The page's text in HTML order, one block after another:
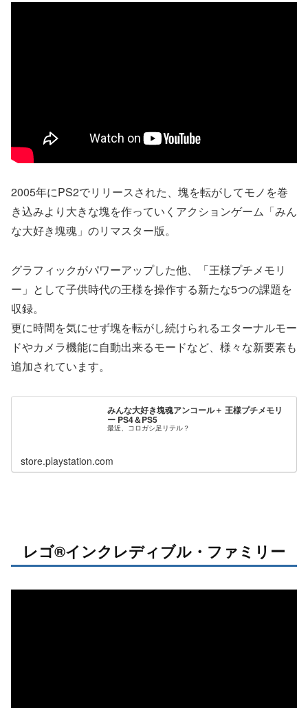
2005年にPS2でリリースされた、塊を転がしてモノを巻
き込みより大きな塊を作っていくアクションゲーム「みん
な大好き塊魂」のリマスター版。
グラフィックがパワーアップした他、「王様プチメモリ
ー」として子供時代の王様を操作する新たな5つの課題を
収録。
更に時間を気にせず塊を転がし続けられるエターナルモー
ドやカメラ機能に自動出来るモードなど、様々な新要素も
追加されています。
みんな大好き塊魂アンコール＋ 王様プチメモリ
ー PS4＆PS5
最近、コロガシ足リテル？
store.playstation.com
レゴ®インクレディブル・ファミリー